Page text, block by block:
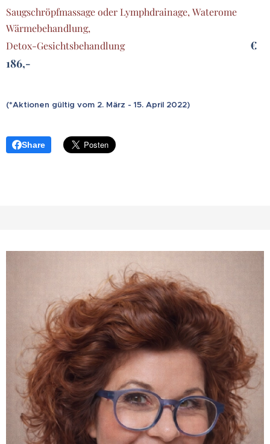
Saugschröpfmassage oder Lymphdrainage, Waterome
Wärmebehandlung,
Detox-Gesichtsbehandlung
€
186,-
(*Aktionen gültig vom 2. März - 15. April 2022)
Share